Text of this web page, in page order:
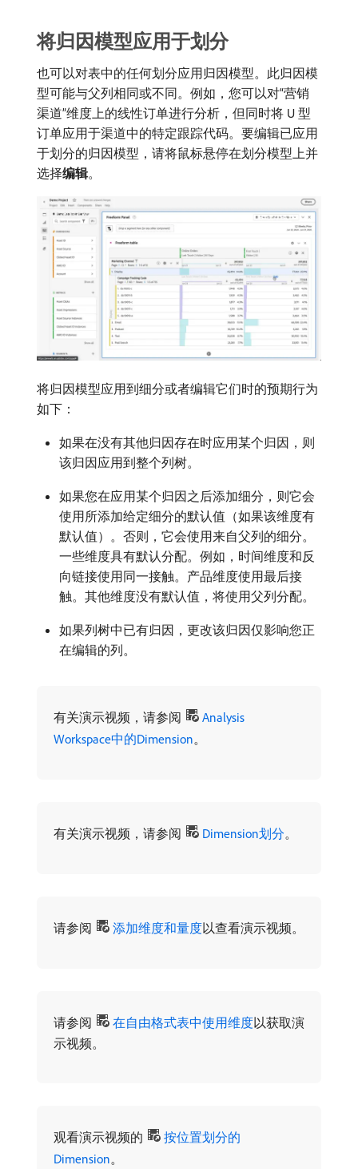
将归因模型应用于划分
也可以对表中的任何划分应用归因模型。此归因模
型可能与父列相同或不同。例如，您可以对“营销
渠道”维度上的线性订单进行分析，但同时将 U 型
订单应用于渠道中的特定跟踪代码。要编辑已应用
于划分的归因模型，请将鼠标悬停在划分模型上并
选择​编辑。
将归因模型应用到细分或者编辑它们时的预期行为
如下：
如果在没有其他归因存在时应用某个归因，则
该归因应用到整个列树。
如果您在应用某个归因之后添加细分，则它会
使用所添加给定细分的默认值（如果该维度有
默认值）。否则，它会使用来自父列的细分。
一些维度具有默认分配。例如，时间维度和反
向链接使用同一接触。产品维度使用最后接
触。其他维度没有默认值，将使用父列分配。
如果列树中已有归因，更改该归因仅影响您正
在编辑的列。
有关演示视频，请参阅
Analysis
Workspace中的Dimension。
有关演示视频，请参阅 Dimension划分。
请参阅 添加维度和量度以查看演示视频。
请参阅 在自由格式表中使用维度以获取演
示视频。
观看演示视频的
按位置划分的
Dimension。